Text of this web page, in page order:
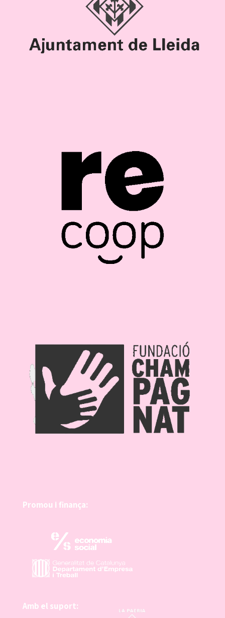
Promou i finança:
Amb el suport: